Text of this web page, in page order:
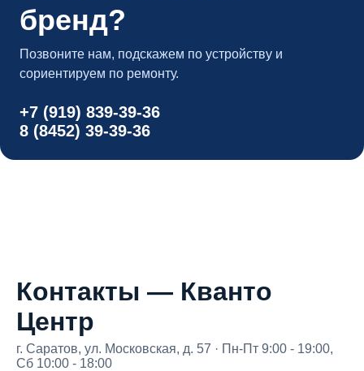
бренд?
Позвоните нам, подскажем по устройству и
сориентируем по ремонту.
+7 (919) 839-39-36
8 (8452) 39-39-36
Контакты — Кванто
Центр
г. Саратов, ул. Московская, д. 57 · Пн-Пт 9:00 - 19:00,
Сб 10:00 - 18:00